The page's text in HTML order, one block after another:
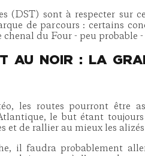
(DST) sont à respecter sur
de parcours : certains
chenal du Four - peu probable
AU NOIR : LA
les routes pourront être
le but étant
et de rallier au mieux les
il faudra probablement